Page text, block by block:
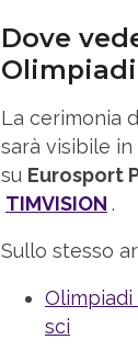
Dove
La cerimonia
sarà visibile
su Eurosport
TIMVISION .
Sullo stesso
Olimpiadi
sci